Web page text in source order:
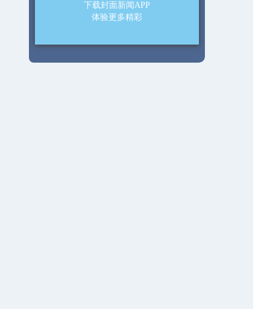
下载封面新闻APP
体验更多精彩